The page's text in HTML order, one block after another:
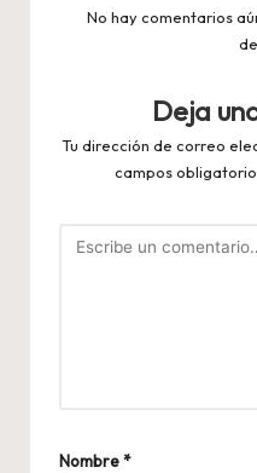
No hay comentarios
Deja
Tu dirección de correo
campos
Nombre*